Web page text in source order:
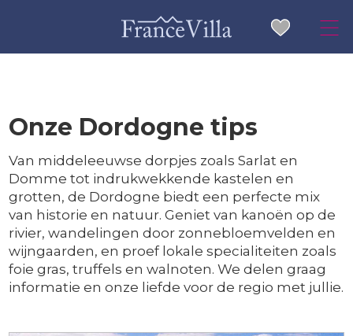
Onze Dordogne tips
Van middeleeuwse dorpjes zoals Sarlat en
Domme tot indrukwekkende kastelen en
grotten, de Dordogne biedt een perfecte mix
van historie en natuur. Geniet van kanoën op de
rivier, wandelingen door zonnebloemvelden en
wijngaarden, en proef lokale specialiteiten zoals
foie gras, truffels en walnoten. We delen graag
informatie en onze liefde voor de regio met jullie.